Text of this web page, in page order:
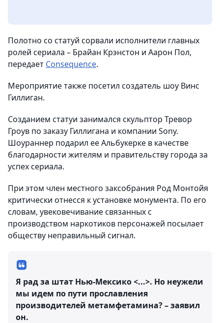
Полотно со статуй сорвали исполнители главных
ролей сериала – Брайан Крэнстон и Аарон Пол,
передает Consequence.
Мероприятие также посетил создатель шоу Винс
Гиллиган.
Созданием статуи занимался скульптор Тревор
Гроув по заказу Гиллигана и компании Sony.
Шоураннер подарил ее Альбукерке в качестве
благодарности жителям и правительству города за
успех сериала.
При этом член местного заксобрания Род Монтойя
критически отнесся к установке монумента. По его
словам, увековечивание связанных с
производством наркотиков персонажей посылает
обществу неправильный сигнал.
Я рад за штат Нью-Мексико <...>. Но неужели
мы идем по пути прославления
производителей метамфетамина? – заявил
он.